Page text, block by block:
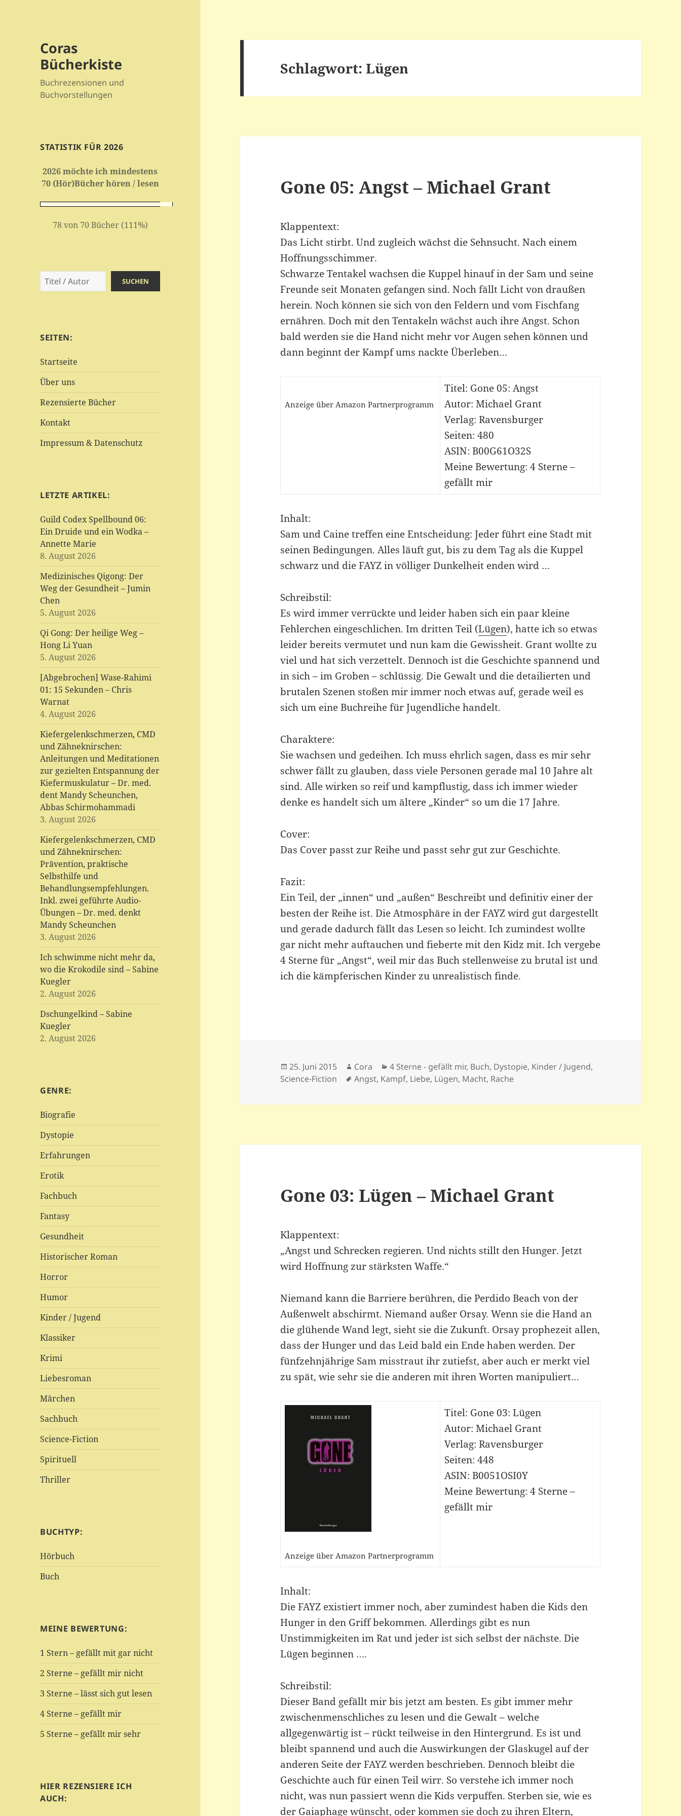
Coras
Bücherkiste
Buchrezensionen und
Buchvorstellungen
STATISTIK FÜR 2026
2026 möchte ich mindestens
70 (Hör)Bücher hören / lesen
78 von 70 Bücher (111%)
Suchen SUCHEN
SEITEN:
Startseite
Über uns
Rezensierte Bücher
Kontakt
Impressum & Datenschutz
LETZTE ARTIKEL:
Guild Codex Spellbound 06:
Ein Druide und ein Wodka –
Annette Marie
8. August 2026
Medizinisches Qigong: Der
Weg der Gesundheit – Jumin
Chen
5. August 2026
Qi Gong: Der heilige Weg –
Hong Li Yuan
5. August 2026
[Abgebrochen] Wase-Rahimi
01: 15 Sekunden – Chris
Warnat
4. August 2026
Kiefergelenkschmerzen, CMD
und Zähneknirschen:
Anleitungen und Meditationen
zur gezielten Entspannung der
Kiefermuskulatur – Dr. med.
dent Mandy Scheunchen,
Abbas Schirmohammadi
3. August 2026
Kiefergelenkschmerzen, CMD
und Zähneknirschen:
Prävention, praktische
Selbsthilfe und
Behandlungsempfehlungen.
Inkl. zwei geführte Audio-
Übungen – Dr. med. denkt
Mandy Scheunchen
3. August 2026
Ich schwimme nicht mehr da,
wo die Krokodile sind – Sabine
Kuegler
2. August 2026
Dschungelkind – Sabine
Kuegler
2. August 2026
GENRE:
Biografie
Dystopie
Erfahrungen
Erotik
Fachbuch
Fantasy
Gesundheit
Historischer Roman
Horror
Humor
Kinder / Jugend
Klassiker
Krimi
Liebesroman
Märchen
Sachbuch
Science-Fiction
Spirituell
Thriller
BUCHTYP:
Hörbuch
Buch
MEINE BEWERTUNG:
1 Stern – gefällt mit gar nicht
2 Sterne – gefällt mir nicht
3 Sterne – lässt sich gut lesen
4 Sterne – gefällt mir
5 Sterne – gefällt mir sehr
HIER REZENSIERE ICH
AUCH:
Schlagwort:Lügen
Gone 05: Angst – Michael Grant
Klappentext:
Das Licht stirbt. Und zugleich wächst die Sehnsucht. Nach einem
Hoffnungsschimmer.
Schwarze Tentakel wachsen die Kuppel hinauf in der Sam und seine
Freunde seit Monaten gefangen sind. Noch fällt Licht von draußen
herein. Noch können sie sich von den Feldern und vom Fischfang
ernähren. Doch mit den Tentakeln wächst auch ihre Angst. Schon
bald werden sie die Hand nicht mehr vor Augen sehen können und
dann beginnt der Kampf ums nackte Überleben…
Anzeige über Amazon Partnerprogramm
Titel: Gone 05: Angst
Autor: Michael Grant
Verlag: Ravensburger
Seiten: 480
ASIN: B00G61O32S
Meine Bewertung: 4 Sterne –
gefällt mir
Inhalt:
Sam und Caine treffen eine Entscheidung: Jeder führt eine Stadt mit
seinen Bedingungen. Alles läuft gut, bis zu dem Tag als die Kuppel
schwarz und die FAYZ in völliger Dunkelheit enden wird …
Schreibstil:
Es wird immer verrückte und leider haben sich ein paar kleine
Fehlerchen eingeschlichen. Im dritten Teil (Lügen), hatte ich so etwas
leider bereits vermutet und nun kam die Gewissheit. Grant wollte zu
viel und hat sich verzettelt. Dennoch ist die Geschichte spannend und
in sich – im Groben – schlüssig. Die Gewalt und die detailierten und
brutalen Szenen stoßen mir immer noch etwas auf, gerade weil es
sich um eine Buchreihe für Jugendliche handelt.
Charaktere:
Sie wachsen und gedeihen. Ich muss ehrlich sagen, dass es mir sehr
schwer fällt zu glauben, dass viele Personen gerade mal 10 Jahre alt
sind. Alle wirken so reif und kampflustig, dass ich immer wieder
denke es handelt sich um ältere „Kinder“ so um die 17 Jahre.
Cover:
Das Cover passt zur Reihe und passt sehr gut zur Geschichte.
Fazit:
Ein Teil, der „innen“ und „außen“ Beschreibt und definitiv einer der
besten der Reihe ist. Die Atmosphäre in der FAYZ wird gut dargestellt
und gerade dadurch fällt das Lesen so leicht. Ich zumindest wollte
gar nicht mehr auftauchen und fieberte mit den Kidz mit. Ich vergebe
4 Sterne für „Angst“, weil mir das Buch stellenweise zu brutal ist und
ich die kämpferischen Kinder zu unrealistisch finde.
Veröffentlicht
am
25. Juni 2015 Autor
Cora Kategorien
4 Sterne - gefällt mir, Buch, Dystopie, Kinder / Jugend,
Science-Fiction
Schlagwörter
Angst, Kampf, Liebe, Lügen, Macht, Rache
Gone 03: Lügen – Michael Grant
Klappentext:
„Angst und Schrecken regieren. Und nichts stillt den Hunger. Jetzt
wird Hoffnung zur stärksten Waffe.“
Niemand kann die Barriere berühren, die Perdido Beach von der
Außenwelt abschirmt. Niemand außer Orsay. Wenn sie die Hand an
die glühende Wand legt, sieht sie die Zukunft. Orsay prophezeit allen,
dass der Hunger und das Leid bald ein Ende haben werden. Der
fünfzehnjährige Sam misstraut ihr zutiefst, aber auch er merkt viel
zu spät, wie sehr sie die anderen mit ihren Worten manipuliert…
Anzeige über Amazon Partnerprogramm
Titel: Gone 03: Lügen
Autor: Michael Grant
Verlag: Ravensburger
Seiten: 448
ASIN: B0051OSI0Y
Meine Bewertung: 4 Sterne –
gefällt mir
Inhalt:
Die FAYZ existiert immer noch, aber zumindest haben die Kids den
Hunger in den Griff bekommen. Allerdings gibt es nun
Unstimmigkeiten im Rat und jeder ist sich selbst der nächste. Die
Lügen beginnen ….
Schreibstil:
Dieser Band gefällt mir bis jetzt am besten. Es gibt immer mehr
zwischenmenschliches zu lesen und die Gewalt – welche
allgegenwärtig ist – rückt teilweise in den Hintergrund. Es ist und
bleibt spannend und auch die Auswirkungen der Glaskugel auf der
anderen Seite der FAYZ werden beschrieben. Dennoch bleibt die
Geschichte auch für einen Teil wirr. So verstehe ich immer noch
nicht, was nun passiert wenn die Kids verpuffen. Sterben sie, wie es
der Gaiaphage wünscht, oder kommen sie doch zu ihren Eltern,